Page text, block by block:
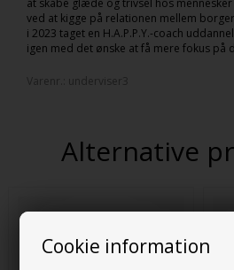
Cookie information
at skabe glæde og trivsel hos
ved at kigge på relationen mellem
i 2023 taget en H.A.P.P.Y.-coach
igen med det ønske at få mere fokus på
Varenr.: underviser3
Alternative